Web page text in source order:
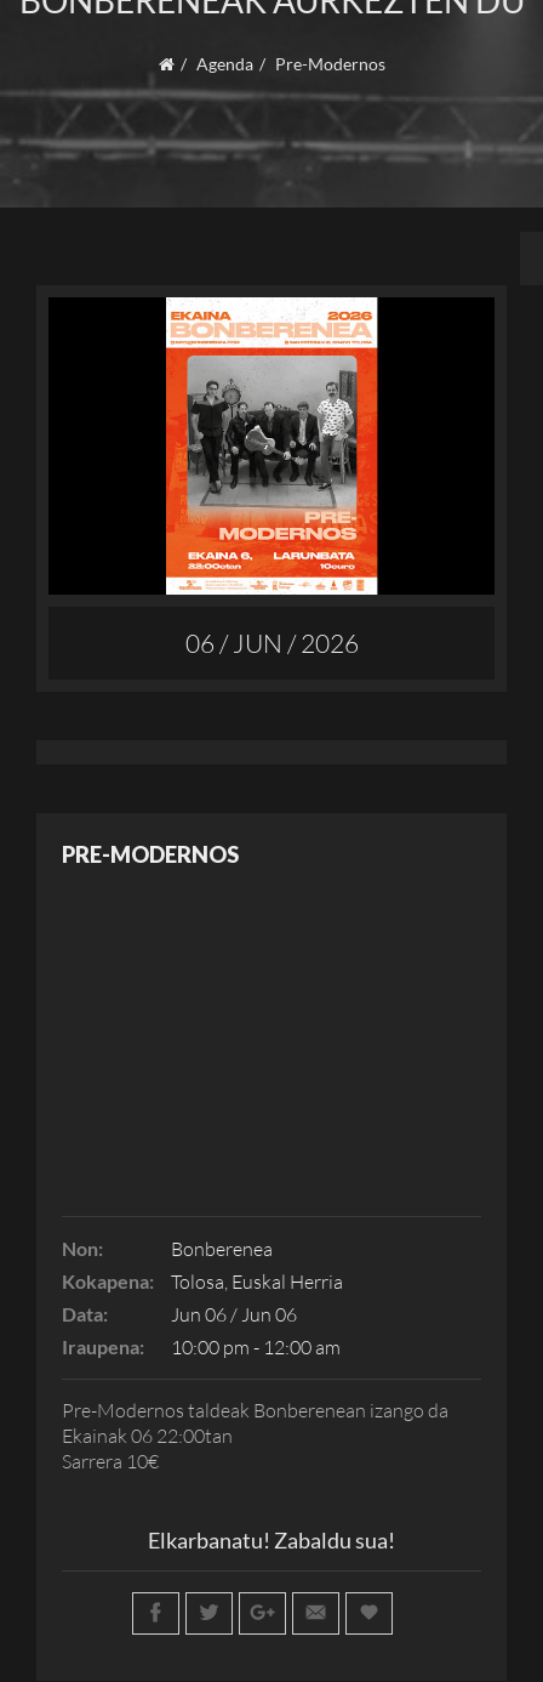
Agenda Pre-Modernos
06 / JUN / 2026
PRE-MODERNOS
Non: Bonberenea
Kokapena: Tolosa, Euskal Herria
Data: Jun 06 / Jun 06
Iraupena: 10:00 pm - 12:00 am
Pre-Modernos taldeak Bonberenean izango da
Ekainak 06 22:00tan
Sarrera 10€
Elkarbanatu! Zabaldu sua!